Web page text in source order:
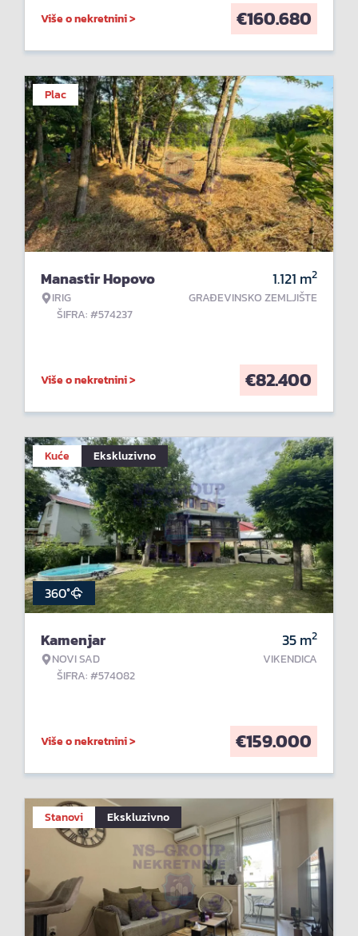
Više o nekretnini > €160.680
Plac
Manastir Hopovo
IRIG
ŠIFRA: #574237
1.121 m2
GRAĐEVINSKO ZEMLJIŠTE
Više o nekretnini > €82.400
Kuće Ekskluzivno
360°
Kamenjar
NOVI SAD
ŠIFRA: #574082
35m2
VIKENDICA
Više o nekretnini > €159.000
Stanovi Ekskluzivno